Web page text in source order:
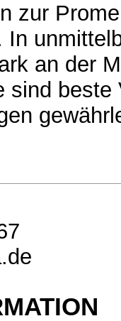
zur
an der
sind